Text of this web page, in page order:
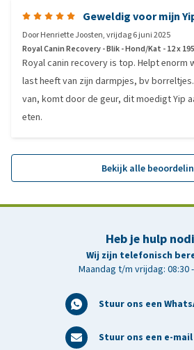
Geweldig voor mijn
DoorHenriette Joosten,vrijdag 6 juni 2025
Royal Canin Recovery - Blik - Hond/Kat - 12 x
Royal canin recovery is top. Helpt enorm
last heeft van zijn darmpjes, bv
van, komt door de geur, dit moedigt Yip
eten.
Bekijk alle
Heb je hulp
Wij zijn telefonisch
Maandag t/m vrijdag: 08:30
Stuur ons een
Stuur ons een e-mail